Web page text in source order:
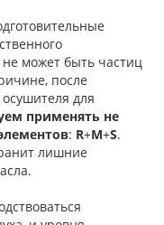
не может быть частиц
после
для
применять не
: R+M+S.
лишние